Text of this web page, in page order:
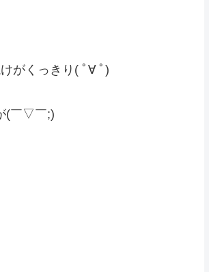
がくっきり( ﾟ∀ ﾟ)
(￣▽￣;)